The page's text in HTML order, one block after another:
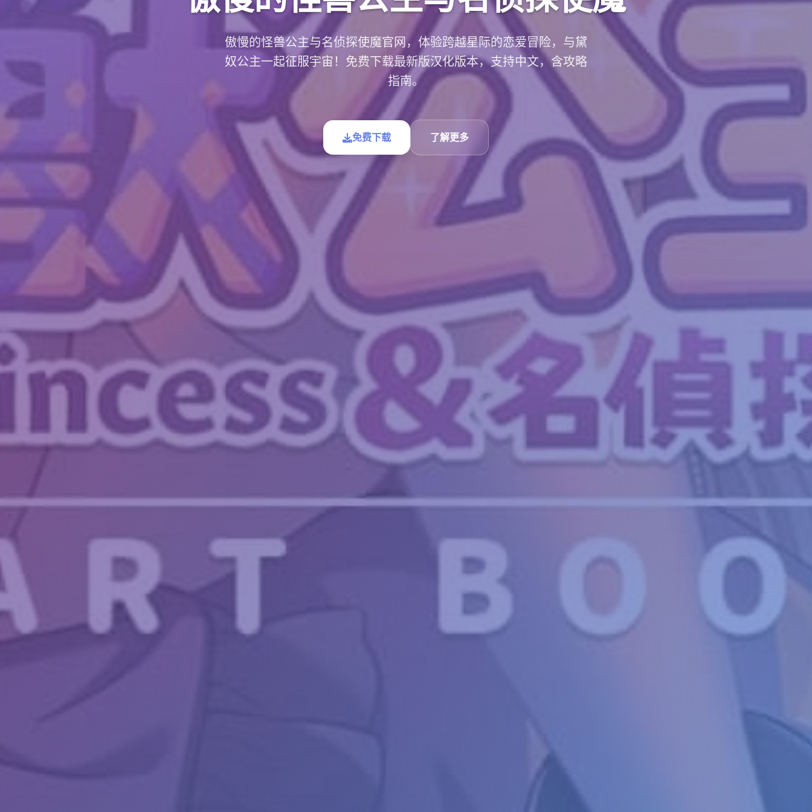
傲慢的怪兽公主与名侦探使魔官网，体验跨越星际的恋爱冒险，与黛
奴公主一起征服宇宙！免费下载最新版汉化版本，支持中文，含攻略
指南。
免费下载 了解更多